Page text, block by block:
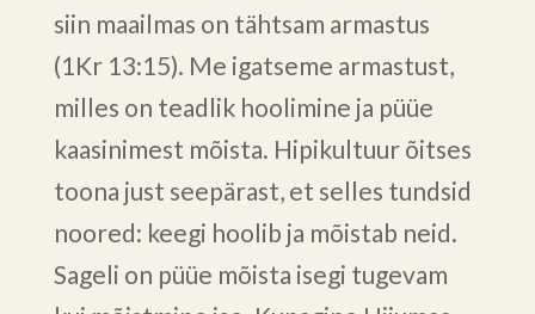
siin maailmas on tähtsam armastus
(1Kr 13:15). Me igatseme armastust,
milles on teadlik hoolimine ja püüe
kaasinimest mõista. Hipikultuur õitses
toona just seepärast, et selles tundsid
noored: keegi hoolib ja mõistab neid.
Sageli on püüe mõista isegi tugevam